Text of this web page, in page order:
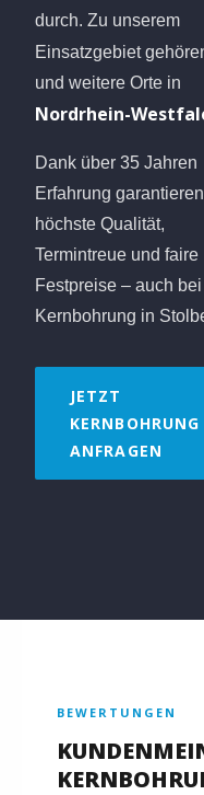
durch. Zu unserem
Einsatzgebiet
und weitere Orte in
Nordrhein-
Dank über 35 Jahren
Erfahrung
höchste Qualität,
Termintreue und faire
Festpreise – auch
Kernbohrung in
JETZT
KERNBOHRUNG
ANFRAGEN
BEWERTUNGEN